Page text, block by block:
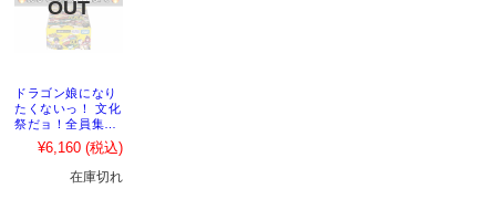
ドラゴン娘になり
たくないっ！ 文化
祭だョ！全員集
合!!ドラ娘100％パ
ック BOX【おひと
り様2つまで】
¥6,160 (税込)
在庫切れ